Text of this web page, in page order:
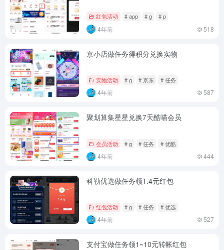
红包活动 # app # g # p
4年前 518
京小店做任务得积分兑换实物
实物活动 # g # 京东 # 任务
4年前 587
聚划算集星星兑换7天酷喵会员
会员活动 # g # 任务 # 优酷
4年前 444
科勒优选做任务领1.4元红包
红包活动 # g # 任务 # 优选
4年前 527
支付宝做任务领1~10元转帐红包